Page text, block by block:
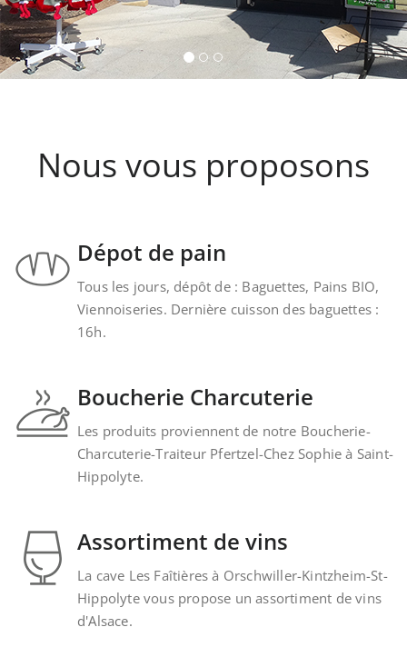
Nous vous
provenant de la
Kintzheim-St-
Nous vous proposons
Dépot de pain
Tous les jours, dépôt de : Baguettes, Pains BIO,
Viennoiseries. Dernière cuisson des baguettes :
16h.
Boucherie Charcuterie
Les produits proviennent de notre Boucherie-
Charcuterie-Traiteur Pfertzel-Chez Sophie à Saint-
Hippolyte.
Assortiment de vins
La cave Les Faîtières à Orschwiller-Kintzheim-St-
Hippolyte vous propose un assortiment de vins
d'Alsace.